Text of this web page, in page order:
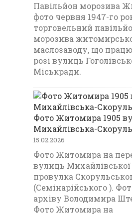
Павільйон морозива
фото червня 1947-го
торговельний
морозива
маслозаводу, що
розі вулиць
Міськради.
Фото Житомира 1905
Михайлівська-
15.02.2026
Фото Житомира на
вулиць Михайлівської
провулка
(Семінарійського ).
архіву Володимира
Фото Житомира на